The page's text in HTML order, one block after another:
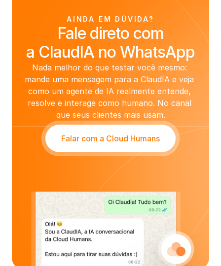
AINDA EM DÚVIDA?
Fale direto com
a ClaudIA no WhatsApp
Nada melhor do que testar você mesmo:
mande uma mensagem para a ClaudIA e veja
como um agente de IA realmente entende,
resolve e interage como humano. No canal
que seus clientes mais usam.
Falar com a Cloud Humans